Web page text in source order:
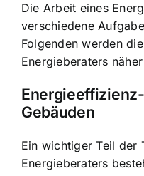
Die Arbeit eines
verschiedene
Folgenden werden
Energieberaters
Gebäuden
Ein wichtiger Teil der
Energieberaters